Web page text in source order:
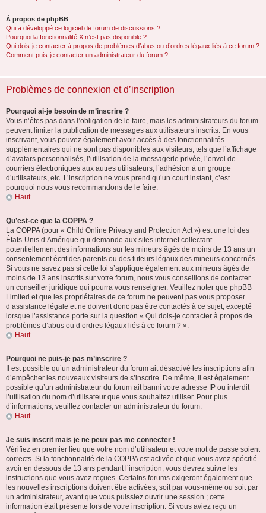
À propos de phpBB
Qui a développé ce logiciel de forum de discussions ?
Pourquoi la fonctionnalité X n’est pas disponible ?
Qui dois-je contacter à propos de problèmes d’abus ou d’ordres légaux liés à ce forum ?
Comment puis-je contacter un administrateur du forum ?
Problèmes de connexion et d’inscription
Pourquoi ai-je besoin de m’inscrire ?
Vous n’êtes pas dans l’obligation de le faire, mais les administrateurs du forum
peuvent limiter la publication de messages aux utilisateurs inscrits. En vous
inscrivant, vous pouvez également avoir accès à des fonctionnalités
supplémentaires qui ne sont pas disponibles aux visiteurs, tels que l’affichage
d’avatars personnalisés, l’utilisation de la messagerie privée, l’envoi de
courriers électroniques aux autres utilisateurs, l’adhésion à un groupe
d’utilisateurs, etc. L’inscription ne vous prend qu’un court instant, c’est
pourquoi nous vous recommandons de le faire.
Haut
Qu’est-ce que la COPPA ?
La COPPA (pour « Child Online Privacy and Protection Act ») est une loi des
États-Unis d’Amérique qui demande aux sites internet collectant
potentiellement des informations sur les mineurs âgés de moins de 13 ans un
consentement écrit des parents ou des tuteurs légaux des mineurs concernés.
Si vous ne savez pas si cette loi s’applique également aux mineurs âgés de
moins de 13 ans inscrits sur votre forum, nous vous conseillons de contacter
un conseiller juridique qui pourra vous renseigner. Veuillez noter que phpBB
Limited et que les propriétaires de ce forum ne peuvent pas vous proposer
d’assistance légale et ne doivent donc pas être contactés à ce sujet, excepté
lorsque l’assistance porte sur la question « Qui dois-je contacter à propos de
problèmes d’abus ou d’ordres légaux liés à ce forum ? ».
Haut
Pourquoi ne puis-je pas m’inscrire ?
Il est possible qu’un administrateur du forum ait désactivé les inscriptions afin
d’empêcher les nouveaux visiteurs de s’inscrire. De même, il est également
possible qu’un administrateur du forum ait banni votre adresse IP ou interdit
l’utilisation du nom d’utilisateur que vous souhaitez utiliser. Pour plus
d’informations, veuillez contacter un administrateur du forum.
Haut
Je suis inscrit mais je ne peux pas me connecter !
Vérifiez en premier lieu que votre nom d’utilisateur et votre mot de passe soient
corrects. Si la fonctionnalité de la COPPA est activée et que vous avez spécifié
avoir en dessous de 13 ans pendant l’inscription, vous devrez suivre les
instructions que vous avez reçues. Certains forums exigeront également que
les nouvelles inscriptions doivent être activées, soit par vous-même ou soit par
un administrateur, avant que vous puissiez ouvrir une session ; cette
information était présente lors de votre inscription. Si vous aviez reçu un